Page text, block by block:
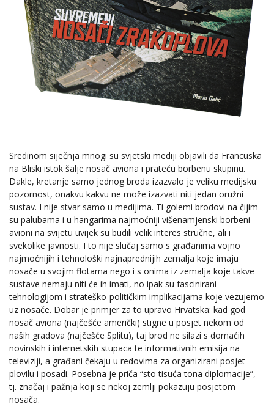
Sredinom siječnja mnogi su svjetski mediji objavili da Francuska
na Bliski istok šalje nosač aviona i prateću borbenu skupinu.
Dakle, kretanje samo jednog broda izazvalo je veliku medijsku
pozornost, onakvu kakvu ne može izazvati niti jedan oružni
sustav. I nije stvar samo u medijima. Ti golemi brodovi na čijim
su palubama i u hangarima najmoćniji višenamjenski borbeni
avioni na svijetu uvijek su budili velik interes stručne, ali i
svekolike javnosti. I to nije slučaj samo s građanima vojno
najmoćnijih i tehnološki najnaprednijih zemalja koje imaju
nosače u svojim flotama nego i s onima iz zemalja koje takve
sustave nemaju niti će ih imati, no ipak su fascinirani
tehnologijom i strateško-političkim implikacijama koje vezujemo
uz nosače. Dobar je primjer za to upravo Hrvatska: kad god
nosač aviona (najčešće američki) stigne u posjet nekom od
naših gradova (najčešće Splitu), taj brod ne silazi s domaćih
novinskih i internetskih stupaca te informativnih emisija na
televiziji, a građani čekaju u redovima za organizirani posjet
plovilu i posadi. Posebna je priča “sto tisuća tona diplomacije”,
tj. značaj i pažnja koji se nekoj zemlji pokazuju posjetom
nosača.